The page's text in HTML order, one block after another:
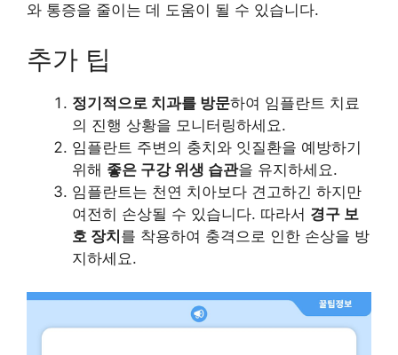
와 통증을 줄이는 데 도움이 될 수 있습니다.
추가 팁
정기적으로 치과를 방문하여 임플란트 치료
의 진행 상황을 모니터링하세요.
임플란트 주변의 충치와 잇질환을 예방하기
위해 좋은 구강 위생 습관을 유지하세요.
임플란트는 천연 치아보다 견고하긴 하지만
여전히 손상될 수 있습니다. 따라서 경구 보
호 장치를 착용하여 충격으로 인한 손상을 방
지하세요.